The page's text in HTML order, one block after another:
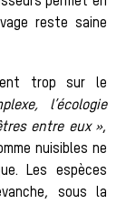
reste saine
trop sur le
l’écologie
entre eux »,
nuisibles ne
Les espèces
sous la